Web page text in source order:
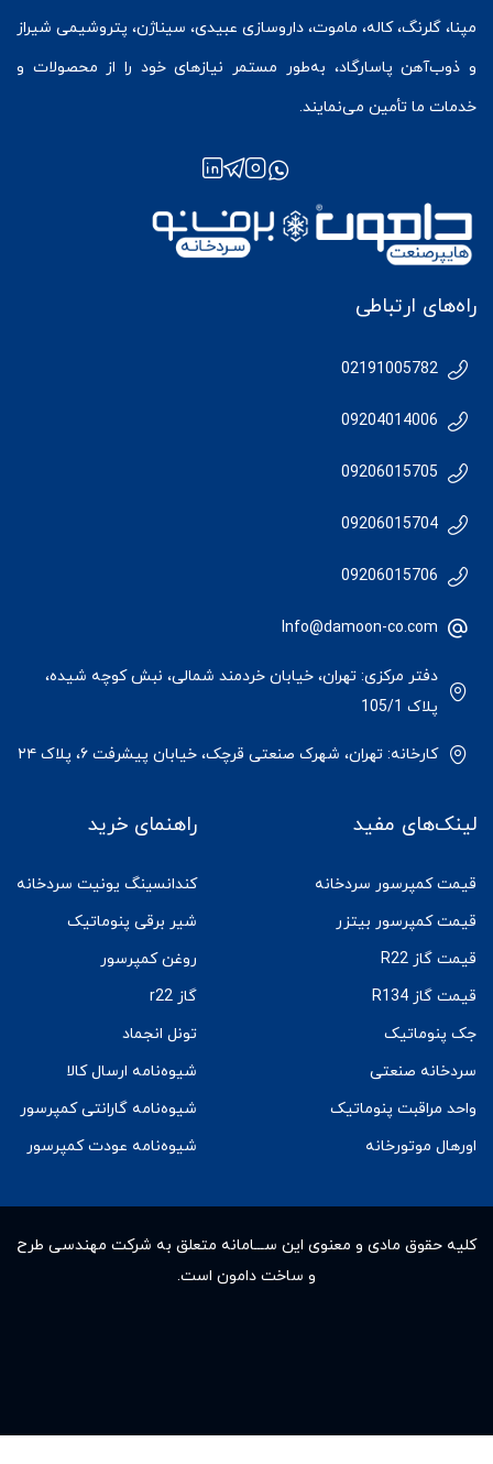
مپنا، گلرنگ، کاله، ماموت، داروسازی عبیدی، سیناژن، پتروشیمی شیراز
و ذوب‌آهن پاسارگاد، به‌طور مستمر نیازهای خود را از محصولات و
خدمات ما تأمین می‌نمایند.
راه‌های ارتباطی
02191005782
09204014006
09206015705
09206015704
09206015706
Info@damoon-co.com
دفتر مرکزی: تهران، خیابان خردمند شمالی، نبش کوچه شیده،
پلاک 105/1
کارخانه: تهران، شهرک صنعتی قرچک، خیابان پیشرفت ۶، پلاک ۲۴
لینک‌های مفید
قیمت کمپرسور سردخانه
قیمت کمپرسور بیتزر
قیمت گاز R22
قیمت گاز R134
جک پنوماتیک
سردخانه صنعتی
واحد مراقبت پنوماتیک
اورهال موتورخانه
راهنمای خرید
کندانسینگ یونیت سردخانه
شیر برقی پنوماتیک
روغن کمپرسور
گاز r22
تونل انجماد
شیوه‌نامه ارسال کالا
شیوه‌نامه گارانتی کمپرسور
شیوه‌نامه عودت کمپرسور
کلیه حقوق مادى و معنوى این ســـامانه متعلق به شرکت مهندسی طرح
و ساخت دامون است.